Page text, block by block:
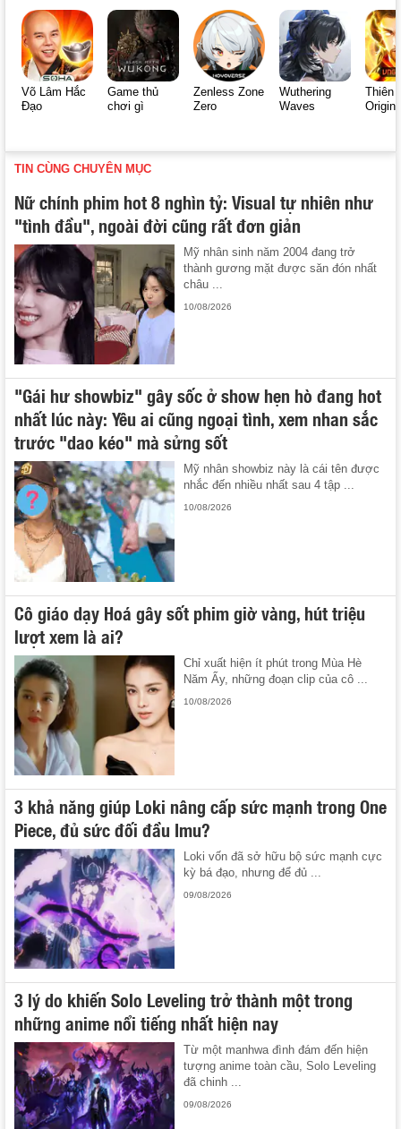
Võ Lâm Hắc
Đạo
Game thủ
chơi gì
Zenless Zone
Zero
Wuthering
Waves
Thiên
Origin
TIN CÙNG CHUYÊN MỤC
Nữ chính phim hot 8 nghìn tỷ: Visual tự nhiên như
"tình đầu", ngoài đời cũng rất đơn giản
Mỹ nhân sinh năm 2004 đang trở
thành gương mặt được săn đón nhất
châu ...
10/08/2026
"Gái hư showbiz" gây sốc ở show hẹn hò đang hot
nhất lúc này: Yêu ai cũng ngoại tình, xem nhan sắc
trước "dao kéo" mà sửng sốt
Mỹ nhân showbiz này là cái tên được
nhắc đến nhiều nhất sau 4 tập ...
10/08/2026
Cô giáo dạy Hoá gây sốt phim giờ vàng, hút triệu
lượt xem là ai?
Chỉ xuất hiện ít phút trong Mùa Hè
Năm Ấy, những đoạn clip của cô ...
10/08/2026
3 khả năng giúp Loki nâng cấp sức mạnh trong One
Piece, đủ sức đối đầu Imu?
Loki vốn đã sở hữu bộ sức mạnh cực
kỳ bá đạo, nhưng để đủ ...
09/08/2026
3 lý do khiến Solo Leveling trở thành một trong
những anime nổi tiếng nhất hiện nay
Từ một manhwa đình đám đến hiện
tượng anime toàn cầu, Solo Leveling
đã chinh ...
09/08/2026